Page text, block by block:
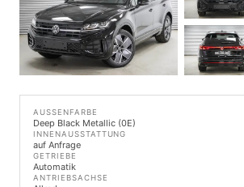
AUSSENFARBE
Deep Black Metallic (0E)
INNENAUSSTATTUNG
auf Anfrage
GETRIEBE
Automatik
ANTRIEBSACHSE